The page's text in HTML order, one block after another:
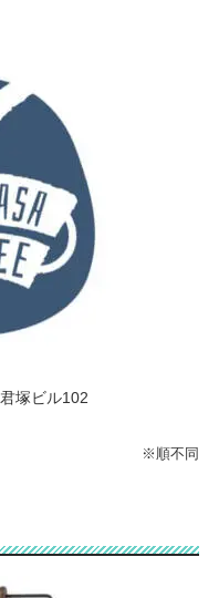
君塚ビル102
※順不同